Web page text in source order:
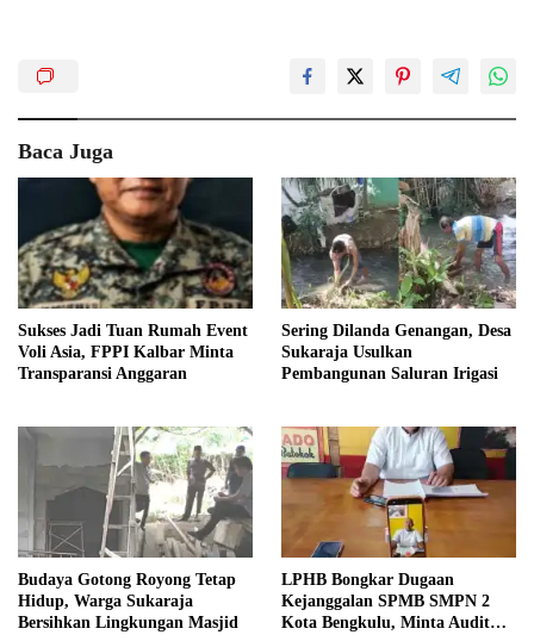
Baca Juga
Sukses Jadi Tuan Rumah Event
Voli Asia, FPPI Kalbar Minta
Transparansi Anggaran
Sering Dilanda Genangan, Desa
Sukaraja Usulkan
Pembangunan Saluran Irigasi
Budaya Gotong Royong Tetap
Hidup, Warga Sukaraja
Bersihkan Lingkungan Masjid
LPHB Bongkar Dugaan
Kejanggalan SPMB SMPN 2
Kota Bengkulu, Minta Audit